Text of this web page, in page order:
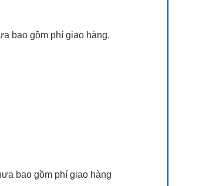
bao gồm phí giao hàng.
bao gồm phí giao hàng